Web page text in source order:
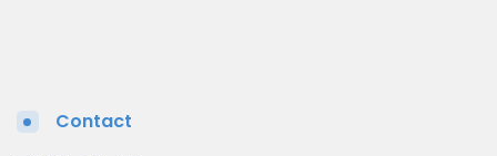
Contact